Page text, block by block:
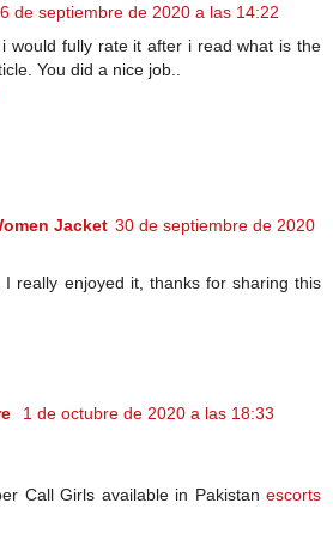
de septiembre de 2020 a las 14:22
would fully rate it after i read what is the
You did a nice job..
Jacket 30 de septiembre de 2020
really enjoyed it, thanks for sharing this
1 de octubre de 2020 a las 18:33
Call Girls available in Pakistan escorts